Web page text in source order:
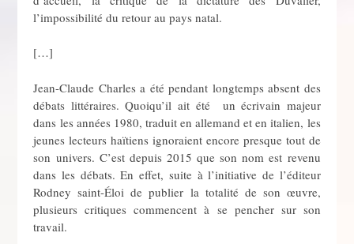
l’impossibilité du retour au pays natal.
[…]
Jean-Claude Charles a été pendant longtemps absent des
débats littéraires. Quoiqu’il ait été un écrivain majeur
dans les années 1980, traduit en allemand et en italien, les
jeunes lecteurs haïtiens ignoraient encore presque tout de
son univers. C’est depuis 2015 que son nom est revenu
dans les débats. En effet, suite à l’initiative de l’éditeur
Rodney saint-Éloi de publier la totalité de son œuvre,
plusieurs critiques commencent à se pencher sur son
travail.